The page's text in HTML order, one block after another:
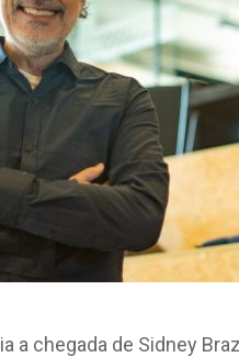
a chegada de Sidney